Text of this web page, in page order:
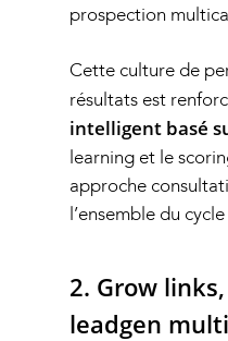
prospection
Cette culture de
résultats est
intelligent basé
learning et le
approche
l’ensemble du
2. Grow
leadgen